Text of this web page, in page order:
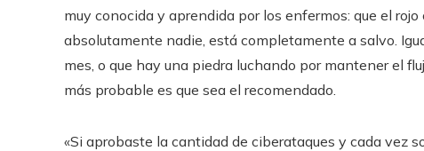
muy conocida y aprendida por los enfermos: que el
absolutamente nadie, está completamente a salvo.
mes, o que hay una piedra luchando por mantener el
más probable es que sea el recomendado.
«Si aprobaste la cantidad de ciberataques y cada vez